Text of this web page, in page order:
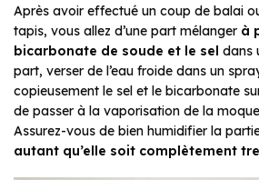
Après avoir effectué un coup de balai
tapis, vous allez d’une part mélanger à
bicarbonate de soude et le sel dans
part, verser de l’eau froide dans un
copieusement le sel et le bicarbonate
de passer à la vaporisation de la
Assurez-vous de bien humidifier la
autant qu’elle soit complètement